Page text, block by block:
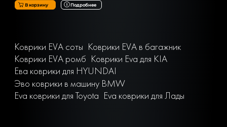
В корзину Подробнее
Коврики EVA соты Коврики EVA в багажник
Коврики EVA ромб Коврики Eva для KIA
Ева коврики для HYUNDAI
Эво коврики в машину BMW
Eva коврики для Toyota Eva коврики для Лады